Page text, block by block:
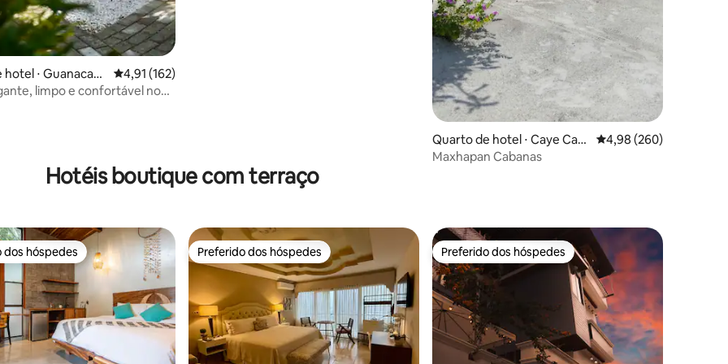
⋅ Guanacast
4,91 de uma avaliação média de 5, 162 avaliações
4,91 (162)
limpo e confortável no
Quarto de hotel ⋅ Caye Caul
ker
4,98 de uma avaliação
4,98 (260)
Maxhapan Cabanas
Hotéis boutique com terraço
dos hóspedes
dos hóspedes Preferido dos hóspedes
Preferido dos hóspedes Preferido dos hóspedes
Preferido dos hóspedes